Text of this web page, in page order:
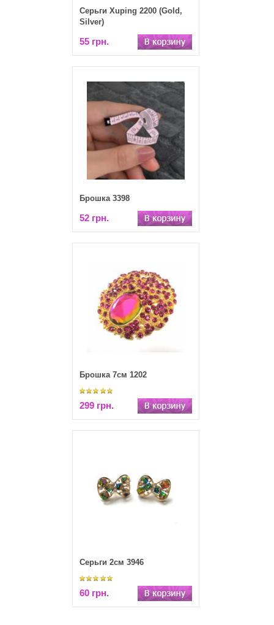
Серьги Xuping 2200 (Gold,
Silver)
55 грн.
Брошка 3398
52 грн.
Брошка 7см 1202
299 грн.
Серьги 2см 3946
60 грн.